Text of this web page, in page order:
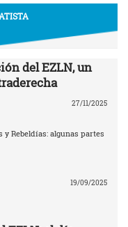
del EZLN, un
27/11/2025
Rebeldías: algunas partes
19/09/2025